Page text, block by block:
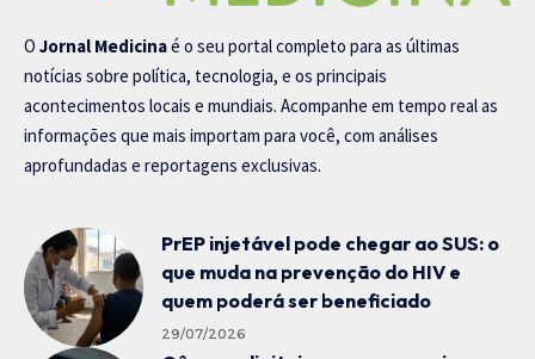
O Jornal Medicinaé o seu portal completo para as últimas
notícias sobre política, tecnologia, e os principais
acontecimentos locais e mundiais. Acompanhe em tempo real as
informações que mais importam para você, com análises
aprofundadas e reportagens exclusivas.
PrEP injetável pode chegar ao SUS: o
que muda na prevenção do HIV e
quem poderá ser beneficiado
29/07/2026